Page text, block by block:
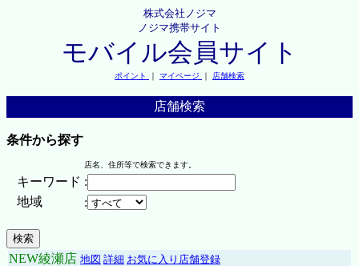
株式会社ノジマ
ノジマ携帯サイト
モバイル会員サイト
ポイント ｜ マイページ ｜ 店舗検索
店舗検索
条件から探す
店名、住所等で検索できます。
キーワード :
地域
:
NEW綾瀬店 地図 詳細 お気に入り店舗登録